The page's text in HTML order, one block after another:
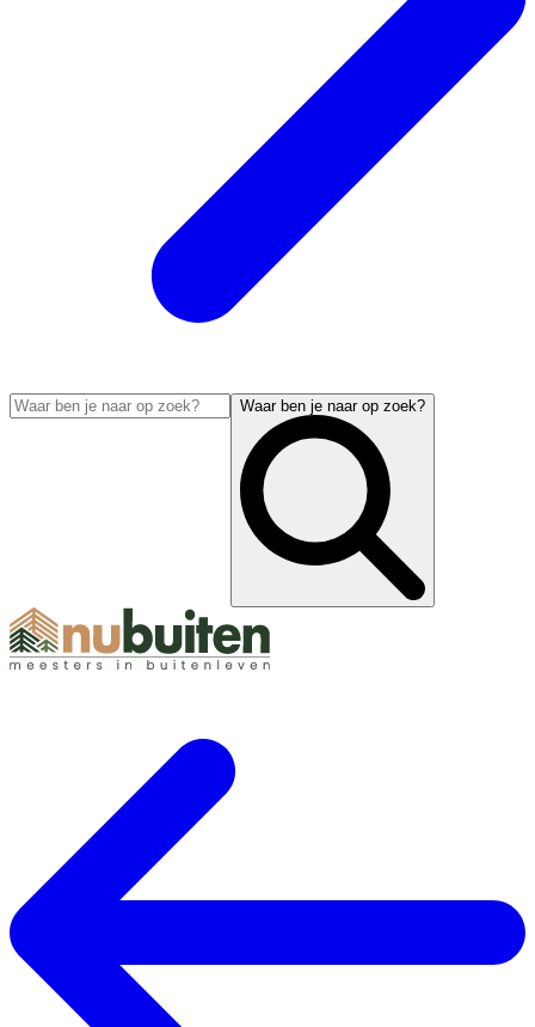
Waar ben je naar op zoek?